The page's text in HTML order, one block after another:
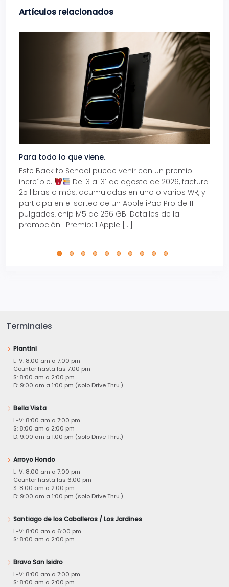
Artículos relacionados
Para todo lo que viene.
Este Back to School puede venir con un premio
increíble.
Del 3 al 31 de agosto de 2026, factura
25 libras o más, acumuladas en uno o varios WR, y
participa en el sorteo de un Apple iPad Pro de 11
pulgadas, chip M5 de 256 GB. Detalles de la
promoción: Premio: 1 Apple […]
Terminales
Piantini
L-V: 8:00 am a 7:00 pm
Counter hasta las 7:00 pm
S: 8:00 am a 2:00 pm
D: 9:00 am a 1:00 pm (solo Drive Thru.)
Bella Vista
L-V: 8:00 am a 7:00 pm
S: 8:00 am a 2:00 pm
D: 9:00 am a 1:00 pm (solo Drive Thru.)
Arroyo Hondo
L-V: 8:00 am a 7:00 pm
Counter hasta las 6:00 pm
S: 8:00 am a 2:00 pm
D: 9:00 am a 1:00 pm (solo Drive Thru.)
Santiago de los Caballeros / Los Jardines
L-V: 8:00 am a 6:00 pm
S: 8:00 am a 2:00 pm
Bravo San Isidro
L-V: 8:00 am a 7:00 pm
S: 8:00 am a 2:00 pm